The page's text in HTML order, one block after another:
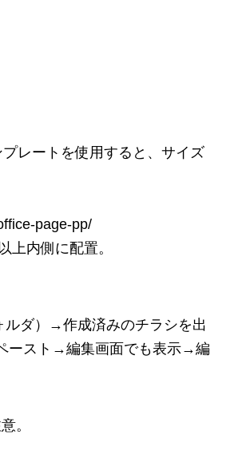
レートを使用すると、サイズ
page-pp/
上内側に配置。
ルダ）→作成済みのチラシを出
ースト→編集画面でも表示→編
。